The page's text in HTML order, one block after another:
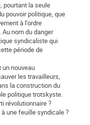
pourtant la seule
pouvoir politique, que
à l'ordre
nom du danger
syndicaliste qui
période de
nouveau
les travailleurs,
la construction du
politique trotskyste.
révolutionnaire ?
une feuille syndicale ?